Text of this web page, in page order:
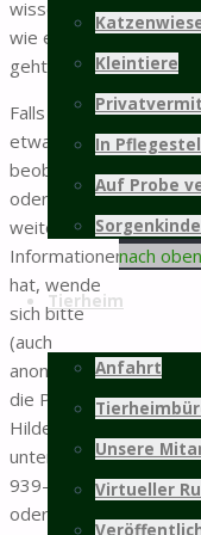
Kleintiere
In
Auf Probe
Tierheim
Anfahrt
Unsere
Virtueller
wissen nicht,
wie es ihr
geht.
Falls jemand
etwas
beobachtet
oder
weiterführende
Informationen
hat, wende
sich bitte
(auch
anonym) an
die Polizei in
Hildesheim
unter 05121-
939-115
oder an das
weitere
©2025
e.V.
Zurück
nach oben